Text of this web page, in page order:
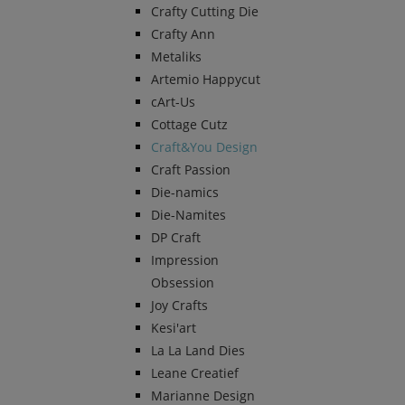
Crafty Cutting Die
Crafty Ann
Metaliks
Artemio Happycut
cArt-Us
Cottage Cutz
Craft&You Design
Craft Passion
Die-namics
Die-Namites
DP Craft
Impression
Obsession
Joy Crafts
Kesi'art
La La Land Dies
Leane Creatief
Marianne Design